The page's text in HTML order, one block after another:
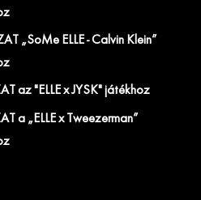
„SoMe ELLE - Calvin Klein”
az "ELLE x JYSK" játékhoz
a „ELLE x Tweezerman”